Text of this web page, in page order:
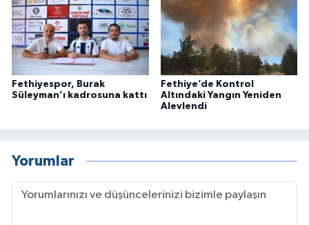
Fethiyespor, Burak
Süleyman’ı kadrosuna kattı
Fethiye’de Kontrol
Altındaki Yangın Yeniden
Alevlendi
Yorumlar